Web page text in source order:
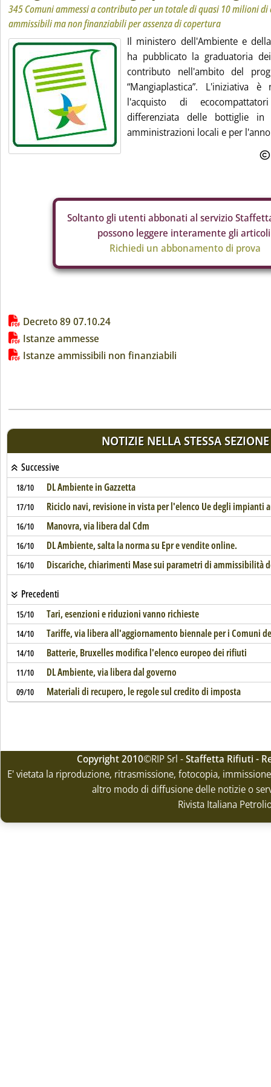
345 Comuni ammessi a contributo per un totale di quasi 10 milioni di
ammissibili ma non finanziabili per assenza di copertura
Il ministero dell'Ambiente e
ha pubblicato la graduatoria
contributo nell'ambito del
“Mangiaplastica”. L'iniziativa
l'acquisto di
differenziata delle bottiglie
amministrazioni locali e per
Soltanto gli utenti abbonati al servizio
possono leggere interamente gli
Richiedi un abbonamento di prova
Lista allegati PDF alla notizia
Decreto 89 07.10.24
Istanze ammesse
Istanze ammissibili non finanziabili
NOTIZIE NELLA STESSA SEZIONE
Successive
18/10 DL Ambiente in Gazzetta
17/10 Riciclo navi, revisione in vista per l'elenco Ue degli impianti
16/10 Manovra, via libera dal Cdm
16/10 DL Ambiente, salta la norma su Epr e vendite online.
16/10 Discariche, chiarimenti Mase sui parametri di ammissibilità
Precedenti
15/10 Tari, esenzioni e riduzioni vanno richieste
14/10 Tariffe, via libera all'aggiornamento biennale per i Comuni
14/10 Batterie, Bruxelles modifica l'elenco europeo dei rifiuti
11/10 DL Ambiente, via libera dal governo
09/10 Materiali di recupero, le regole sul credito di imposta
Copyright 2010©RIP Srl -Staffetta Rifiuti -
E' vietata la riproduzione, ritrasmissione, fotocopia,
altro modo di diffusione delle notizie o
Rivista Italiana